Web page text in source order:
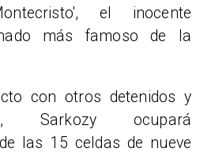
el inocente
más famoso de la
con otros detenidos y
Sarkozy ocupará
las 15 celdas de nueve